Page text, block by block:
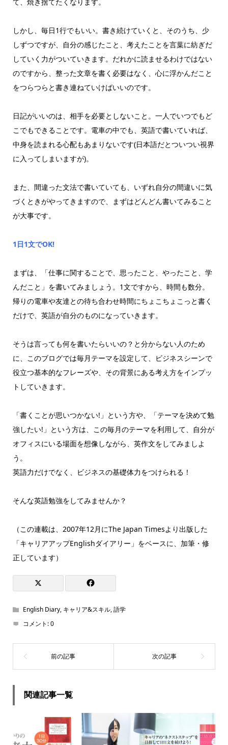
しかし、毎日1行でもいい。書き続けていくと、そのうち、少
しずつですが、自分の感じたこと、考えたことを言葉に紡ぎだ
していく力がついていきます。だれかに読ませるわけではない
のですから、整った文章を書く必要はなく、心に浮かんだこと
をつらつらと書き連ねていけばいいのです。
日記がいいのは、相手を必要としないこと。一人でいつでもど
こでもできることです。電車の中でも、英語で書いていれば、
中身を読まれる心配もあまりないです(日本語だとついつい視界
に入ってしまいますが)。
また、間違った文法で書いていても、いずれ自分の間違いに気
づくときがやってきますので、まずはどんどん書いてみること
が大事です。
1日1文でOK!
まずは、「仕事に関することで、思ったこと、やったこと、学
んだこと」を書いてみましょう。1文ですから、時間も数分。
帰りの電車や友達との待ち合わせ時間にちょこちょこっと書く
だけで、英語が自分のものになっていきます。
そうは言っても何を書いたらいいの？と分からない人のため
に、このブログでは毎月テーマを設定して、ビジネスシーンで
役立つ基本的なフレーズや、その背景にある考え方をインプッ
トしていきます。
「書くことが思いつかない!」という方や、「テーマを決めて勉
強したい!」という方は、この毎月のテーマを利用して、自分が
オフィスにいる場面を想像しながら、英作文をしてみましよ
う。
英語力だけでなく、ビジネスの基礎体力をつけられる！
そんな英語勉強をしてみませんか？
（この連載は、2007年12月にThe Japan Timesより出版した
「キャリアアップEnglishダイアリー」をベースに、加筆・修
正しています）
English Diary, キャリア&スキル,語学
コメント:0
関連記事一覧